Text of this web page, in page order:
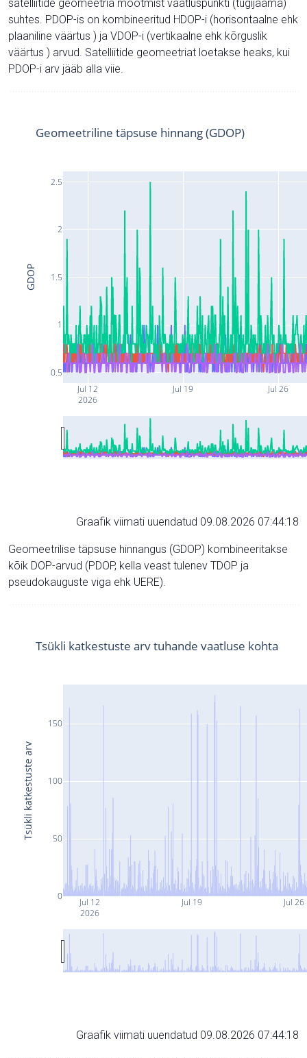
satelliitide geomeetria mõõtmist vaatluspunkti (tugijaama)
suhtes. PDOP-is on kombineeritud HDOP-i (horisontaalne ehk
plaaniline väärtus ) ja VDOP-i (vertikaalne ehk kõrguslik
väärtus ) arvud. Satelliitide geomeetriat loetakse heaks, kui
PDOP-i arv jääb alla viie.
Jul 12
2026
Jul 19 Jul 26
0.5
1
1.5
2
2.5
Geomeetriline täpsuse hinnang (GDOP)
GDOP
Graafik viimati uuendatud 09.08.2026 07:44:18
Geomeetrilise täpsuse hinnangus (GDOP) kombineeritakse
kõik DOP-arvud (PDOP, kella veast tulenev TDOP ja
pseudokauguste viga ehk UERE).
Jul 12
2026
Jul 19 Jul 26
0
50
100
150
Tsükli katkestuste arv tuhande vaatluse kohta
Tsükli katkestuste arv
Graafik viimati uuendatud 09.08.2026 07:44:18